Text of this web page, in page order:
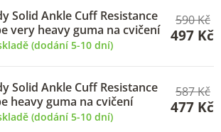
Solid Ankle Cuff Resistance
very heavy guma na cvičení
(dodání 5-10 dní)
590 Kč
497 Kč
Solid Ankle Cuff Resistance
heavy guma na cvičení
(dodání 5-10 dní)
587 Kč
477 Kč